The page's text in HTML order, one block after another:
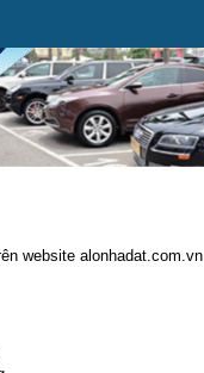
website alonhadat.com.vn